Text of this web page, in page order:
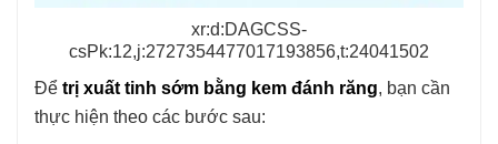
xr:d:DAGCSS-
csPk:12,j:2727354477017193856,t:24041502
Để trị xuất tinh sớm bằng kem đánh răng, bạn cần
thực hiện theo các bước sau: